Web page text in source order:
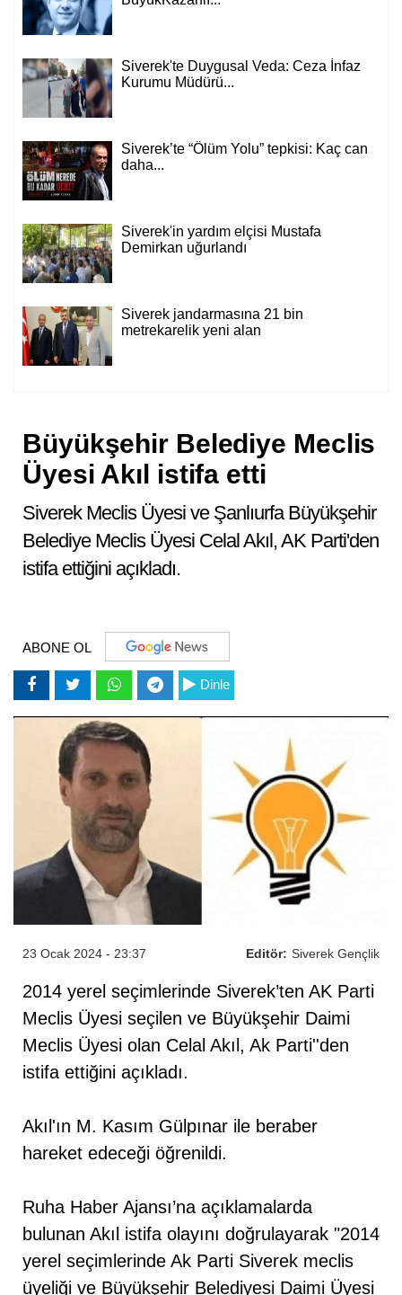
Siverek'te Duygusal Veda: Ceza İnfaz
Kurumu Müdürü...
Siverek’te “Ölüm Yolu” tepkisi: Kaç can
daha...
Siverek'in yardım elçisi Mustafa
Demirkan uğurlandı
Siverek jandarmasına 21 bin
metrekarelik yeni alan
Büyükşehir Belediye Meclis
Üyesi Akıl istifa etti
Siverek Meclis Üyesi ve Şanlıurfa Büyükşehir
Belediye Meclis Üyesi Celal Akıl, AK Parti'den
istifa ettiğini açıkladı.
ABONE OL
Dinle
Editör: Siverek Gençlik
23 Ocak 2024 - 23:37
2014 yerel seçimlerinde Siverek’ten AK Parti
Meclis Üyesi seçilen ve Büyükşehir Daimi
Meclis Üyesi olan Celal Akıl, Ak Parti''den
istifa ettiğini açıkladı.
Akıl'ın M. Kasım Gülpınar ile beraber
hareket edeceği öğrenildi.
Ruha Haber Ajansı’na açıklamalarda
bulunan Akıl istifa olayını doğrulayarak "2014
yerel seçimlerinde Ak Parti Siverek meclis
üyeliği ve Büyükşehir Belediyesi Daimi Üyesi